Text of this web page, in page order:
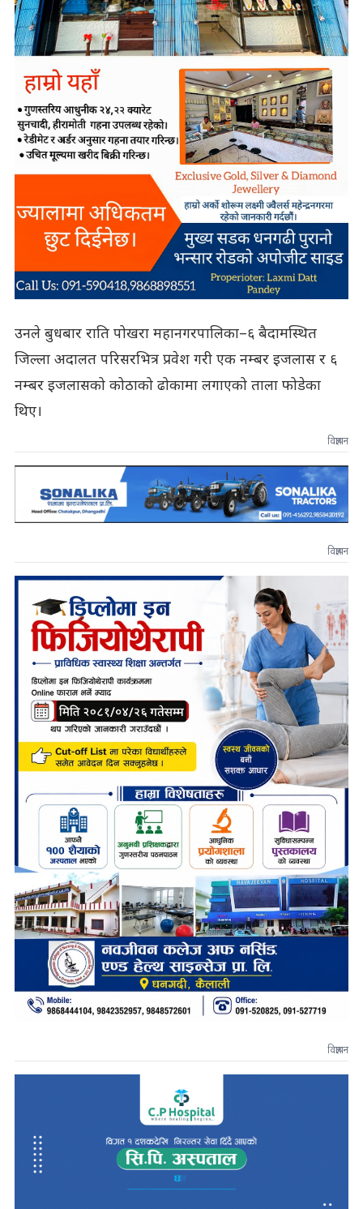
उनले बुधबार राति पोखरा महानगरपालिका–६ बैदामस्थित
जिल्ला अदालत परिसरभित्र प्रवेश गरी एक नम्बर इजलास र ६
नम्बर इजलासको कोठाको ढोकामा लगाएको ताला फोडेका
थिए।
विज्ञापन
विज्ञापन
विज्ञापन